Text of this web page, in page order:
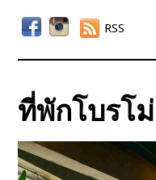
RSS
ที่พักโบรโม่